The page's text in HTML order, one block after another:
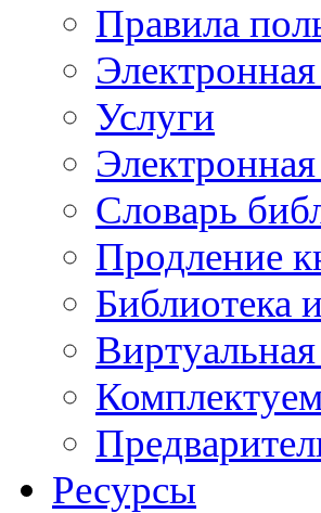
Правила
Услуги
Словарь
Продление
Библиотека
Ресурсы